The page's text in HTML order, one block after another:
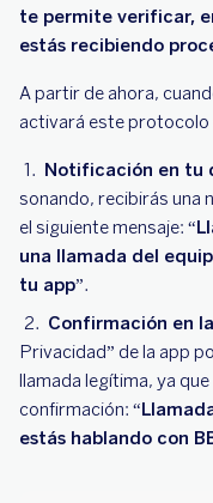
te permite verificar,
estás recibiendo
A partir de ahora,
activará este protocolo
Notificación en tu
sonando, recibirás una
el siguiente mensaje:
una llamada del
tu app”.
Confirmación en
Privacidad” de la app
llamada legítima, ya
confirmación:
estás hablando con